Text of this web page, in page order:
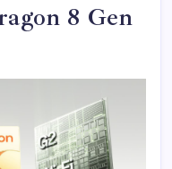
8 Gen